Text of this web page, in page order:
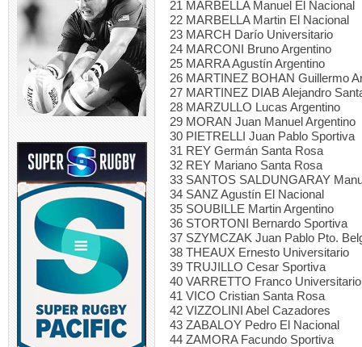
21 MARBELLA Manuel El Nacional
22 MARBELLA Martin El Nacional
23 MARCH Darío Universitario
24 MARCONI Bruno Argentino
25 MARRA Agustín Argentino
26 MARTINEZ BOHAN Guillermo
27 MARTINEZ DIAB Alejandro
28 MARZULLO Lucas Argentino
29 MORAN Juan Manuel Argentino
30 PIETRELLI Juan Pablo Sportiva
31 REY Germán Santa Rosa
32 REY Mariano Santa Rosa
33 SANTOS SALDUNGARAY
34 SANZ Agustín El Nacional
35 SOUBILLE Martin Argentino
36 STORTONI Bernardo Sportiva
37 SZYMCZAK Juan Pablo Pto.
38 THEAUX Ernesto Universitario
39 TRUJILLO Cesar Sportiva
40 VARRETTO Franco Universitario
41 VICO Cristian Santa Rosa
42 VIZZOLINI Abel Cazadores
43 ZABALOY Pedro El Nacional
44 ZAMORA Facundo Sportiva